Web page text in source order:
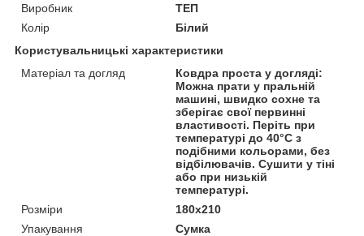
Виробник
ТЕП
Колір
Білий
Користувальницькі характеристики
Матеріал та догляд
Ковдра проста у догляді:
Можна прати у пральній
машині, швидко сохне та
зберігає свої первинні
властивості. Періть при
температурі до 40°С з
подібними кольорами, без
відбілювачів. Сушити у тіні
або при низькій
температурі.
Розміри
180x210
Упакування
Сумка